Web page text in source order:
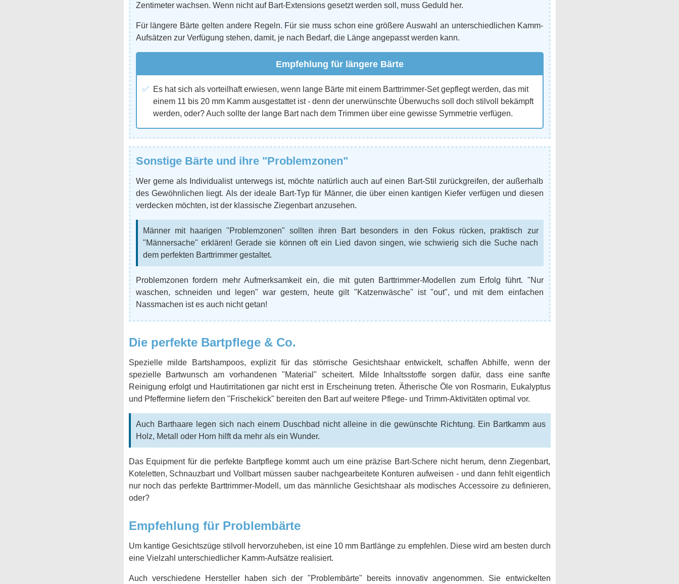
Zentimeter wachsen. Wenn nicht auf Bart-Extensions gesetzt werden soll, muss Geduld her.
Für längere Bärte gelten andere Regeln. Für sie muss schon eine größere Auswahl an unterschiedlichen Kamm-
Aufsätzen zur Verfügung stehen, damit, je nach Bedarf, die Länge angepasst werden kann.
Empfehlung für längere Bärte
Es hat sich als vorteilhaft erwiesen, wenn lange Bärte mit einem Barttrimmer-Set gepflegt werden, das mit
einem 11 bis 20 mm Kamm ausgestattet ist - denn der unerwünschte Überwuchs soll doch stilvoll bekämpft
werden, oder? Auch sollte der lange Bart nach dem Trimmen über eine gewisse Symmetrie verfügen.
Sonstige Bärte und ihre "Problemzonen"
Wer gerne als Individualist unterwegs ist, möchte natürlich auch auf einen Bart-Stil zurückgreifen, der außerhalb
des Gewöhnlichen liegt. Als der ideale Bart-Typ für Männer, die über einen kantigen Kiefer verfügen und diesen
verdecken möchten, ist der klassische Ziegenbart anzusehen.
Männer mit haarigen "Problemzonen" sollten ihren Bart besonders in den Fokus rücken, praktisch zur
"Männersache" erklären! Gerade sie können oft ein Lied davon singen, wie schwierig sich die Suche nach
dem perfekten Barttrimmer gestaltet.
Problemzonen fordern mehr Aufmerksamkeit ein, die mit guten Barttrimmer-Modellen zum Erfolg führt. "Nur
waschen, schneiden und legen" war gestern, heute gilt "Katzenwäsche" ist "out", und mit dem einfachen
Nassmachen ist es auch nicht getan!
Die perfekte Bartpflege & Co.
Spezielle milde Bartshampoos, explizit für das störrische Gesichtshaar entwickelt, schaffen Abhilfe, wenn der
spezielle Bartwunsch am vorhandenen "Material" scheitert. Milde Inhaltsstoffe sorgen dafür, dass eine sanfte
Reinigung erfolgt und Hautirritationen gar nicht erst in Erscheinung treten. Ätherische Öle von Rosmarin, Eukalyptus
und Pfeffermine liefern den "Frischekick" bereiten den Bart auf weitere Pflege- und Trimm-Aktivitäten optimal vor.
Auch Barthaare legen sich nach einem Duschbad nicht alleine in die gewünschte Richtung. Ein Bartkamm aus
Holz, Metall oder Horn hilft da mehr als ein Wunder.
Das Equipment für die perfekte Bartpflege kommt auch um eine präzise Bart-Schere nicht herum, denn Ziegenbart,
Koteletten, Schnauzbart und Vollbart müssen sauber nachgearbeitete Konturen aufweisen - und dann fehlt eigentlich
nur noch das perfekte Barttrimmer-Modell, um das männliche Gesichtshaar als modisches Accessoire zu definieren,
oder?
Empfehlung für Problembärte
Um kantige Gesichtszüge stilvoll hervorzuheben, ist eine 10 mm Bartlänge zu empfehlen. Diese wird am besten durch
eine Vielzahl unterschiedlicher Kamm-Aufsätze realisiert.
Auch verschiedene Hersteller haben sich der "Problembärte" bereits innovativ angenommen. Sie entwickelten